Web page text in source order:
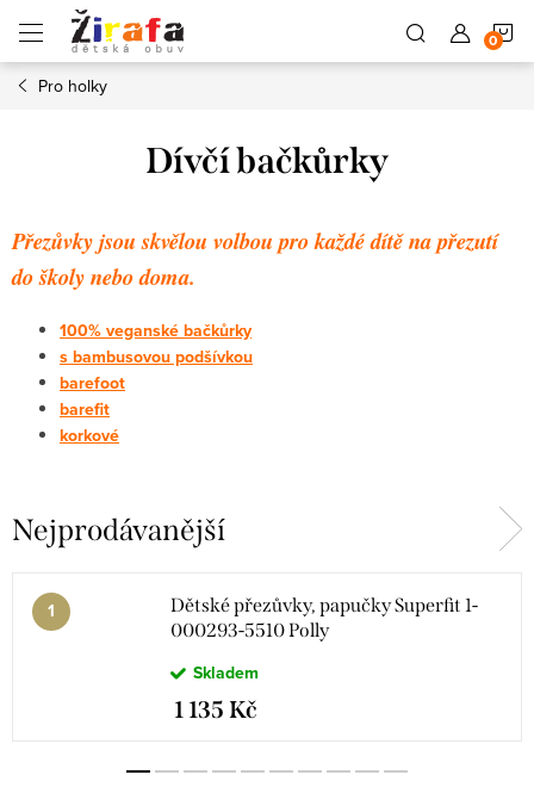
obsah
Pro holky
Dívčí bačkůrky
Přezůvky jsou skvělou volbou pro každé dítě na přezutí
do školy nebo doma.
100% veganské bačkůrky
s bambusovou podšívkou
barefoot
barefit
korkové
Nejprodávanější
Dětské přezůvky, papučky Superfit 1-
000293-5510 Polly
Skladem
1 135 Kč